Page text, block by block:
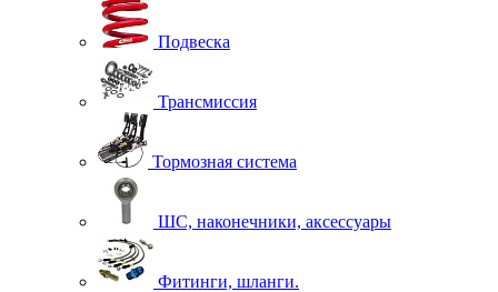
Подвеска
Трансмиссия
Тормозная система
ШС, наконечники, аксессуары
Фитинги, шланги.